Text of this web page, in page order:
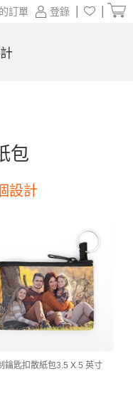
包
設計
鑰匙扣散紙包3.5 X 5 英寸
登錄
訂單